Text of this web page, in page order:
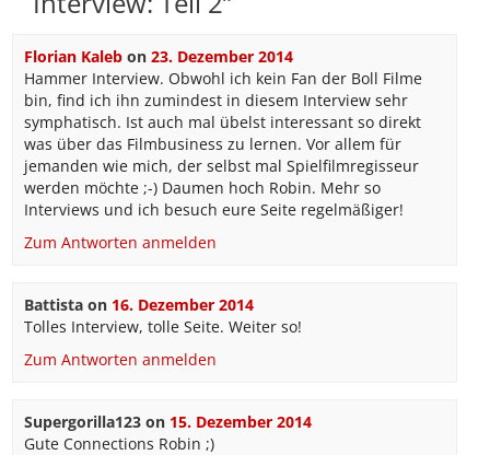
Florian Kalebon 23. Dezember 2014
Hammer Interview. Obwohl ich kein Fan der Boll Filme
bin, find ich ihn zumindest in diesem Interview sehr
symphatisch. Ist auch mal übelst interessant so direkt
was über das Filmbusiness zu lernen. Vor allem für
jemanden wie mich, der selbst mal Spielfilmregisseur
werden möchte ;-) Daumen hoch Robin. Mehr so
Interviews und ich besuch eure Seite regelmäßiger!
Zum Antworten anmelden
Battistaon 16. Dezember 2014
Tolles Interview, tolle Seite. Weiter so!
Zum Antworten anmelden
Supergorilla123on 15. Dezember 2014
Gute Connections Robin ;)